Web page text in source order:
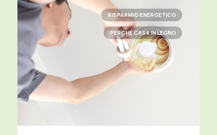
RISPARMIO ENERGETICO
PERCHÉ CASA IN LEGNO